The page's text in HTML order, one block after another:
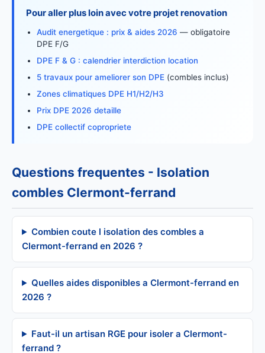
Pour aller plus loin avec votre projet renovation
Audit energetique : prix & aides 2026 — obligatoire
DPE F/G
DPE F & G : calendrier interdiction location
5 travaux pour ameliorer son DPE (combles inclus)
Zones climatiques DPE H1/H2/H3
Prix DPE 2026 detaille
DPE collectif copropriete
Questions frequentes - Isolation
combles Clermont-ferrand
Combien coute l isolation des combles a
Clermont-ferrand en 2026 ?
Quelles aides disponibles a Clermont-ferrand en
2026 ?
Faut-il un artisan RGE pour isoler a Clermont-
ferrand ?